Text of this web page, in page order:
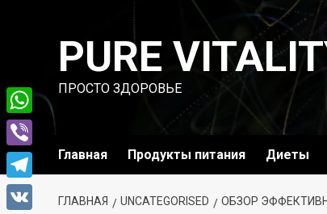
содержимомуPURE
ПРОСТО ЗДОРОВЬЕ
Главная Продукты питания Диеты
ГЛАВНАЯ UNCATEGORISED ОБЗОР
WhatsApp
Viber
Telegram